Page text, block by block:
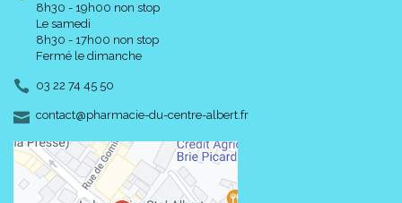
8h30 - 19h00 non stop
Le samedi
8h30 - 17h00 non stop
Fermé le dimanche
03 22 74 45 50
contact-
@-
pharmacie-du-centre-albert.fr